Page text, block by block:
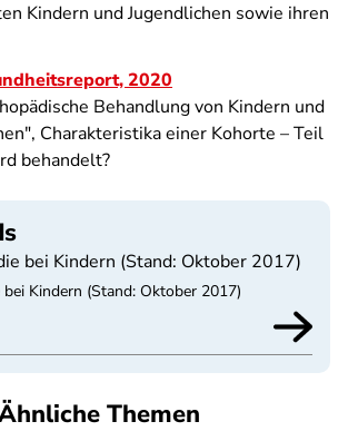
Kindern und Jugendlichen sowie ihren
2020
Behandlung von Kindern und
Charakteristika einer Kohorte – Teil
behandelt?
bei Kindern (Stand: Oktober 2017)
Kindern (Stand: Oktober 2017)
Themen